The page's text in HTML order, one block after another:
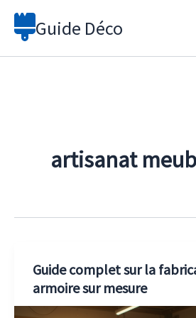
Aller
Guide Déco
artisanat
Guide complet sur la
armoire sur mesure